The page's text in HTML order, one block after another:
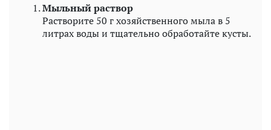
Мыльный раствор
Растворите 50 г хозяйственного мыла в 5
литрах воды и тщательно обработайте кусты.